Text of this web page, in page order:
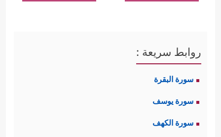
روابط سريعة :
سورة البقرة
سورة يوسف
سورة الكهف